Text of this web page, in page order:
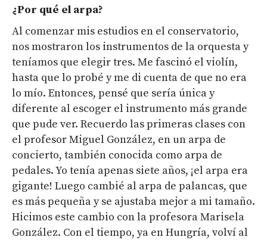
¿Por qué el arpa?
Al comenzar mis estudios en el conservatorio,
nos mostraron los instrumentos de la orquesta y
teníamos que elegir tres. Me fascinó el violín,
hasta que lo probé y me di cuenta de que no era
lo mío. Entonces, pensé que sería única y
diferente al escoger el instrumento más grande
que pude ver. Recuerdo las primeras clases con
el profesor Miguel González, en un arpa de
concierto, también conocida como arpa de
pedales. Yo tenía apenas siete años, ¡el arpa era
gigante! Luego cambié al arpa de palancas, que
es más pequeña y se ajustaba mejor a mi tamaño.
Hicimos este cambio con la profesora Marisela
González. Con el tiempo, ya en Hungría, volví al